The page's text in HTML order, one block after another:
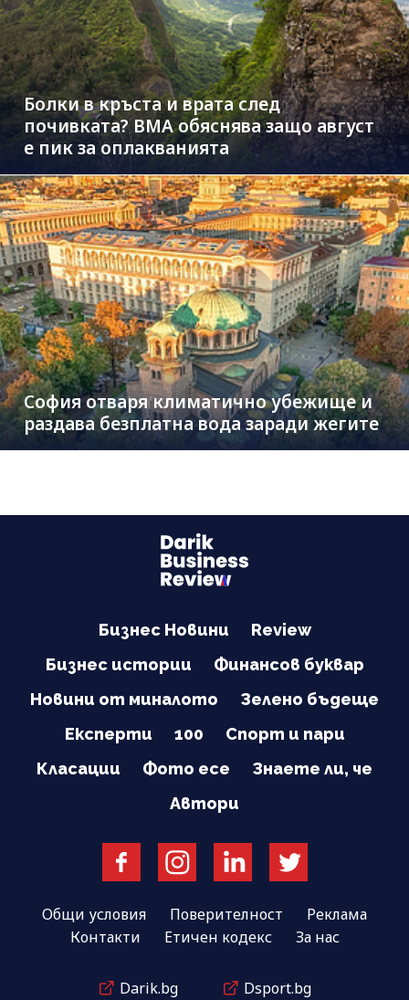
Болки в кръста и врата след
почивката? ВМА обяснява защо август
е пик за оплакванията
София отваря климатично убежище и
раздава безплатна вода заради жегите
Бизнес Новини
Review
Бизнес истории
Финансов буквар
Новини от миналото
Зелено бъдеще
Експерти
100
Спорт и пари
Класации
Фото есе
Знаете ли, че
Автори
Общи условия Поверителност
Реклама
Контакти
Етичен кодекс За нас
Darik.bg Dsport.bg